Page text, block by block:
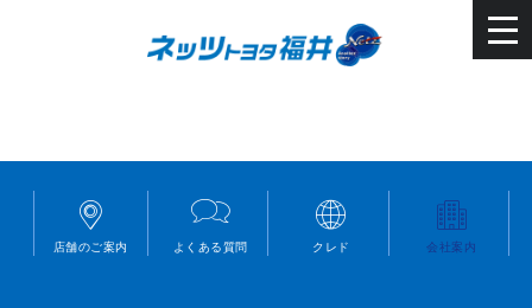
店舗のご案内 よくある質問 クレド 会社案内